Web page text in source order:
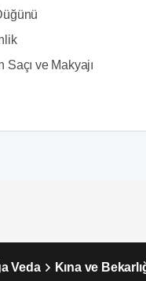
ve Makyajı
Veda Kına ve